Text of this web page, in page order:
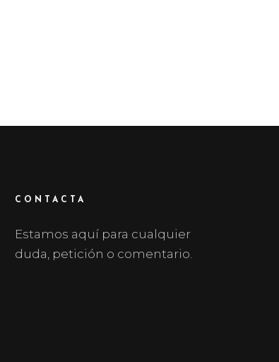
CONTACTA
Estamos aquí para cualquier
duda, petición o comentario.